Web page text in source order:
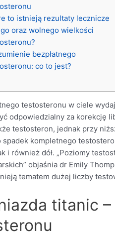
to istnieją rezultaty lecznicze
oraz wolnego wielkości
bezpłatnego
co to jest?
testosteronu w ciele
odpowiedzialny za korekcję
testosteron, jednak przy
spadek kompletnego
i również dół. „Poziomy
objaśnia dr Emily
tematem dużej liczby
titanic